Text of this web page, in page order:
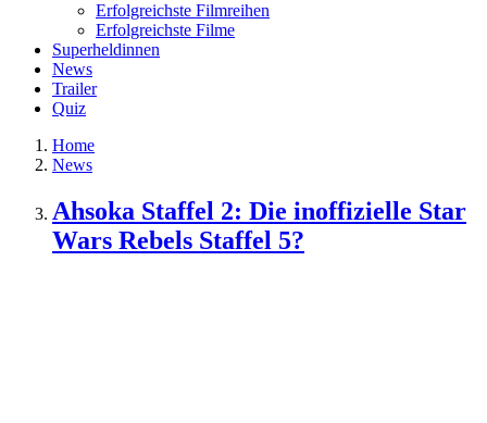
Erfolgreichste Filmreihen
Erfolgreichste Filme
Superheldinnen
News
Trailer
Quiz
Home
News
Ahsoka Staffel 2: Die inoffizielle Star
Wars Rebels Staffel 5?